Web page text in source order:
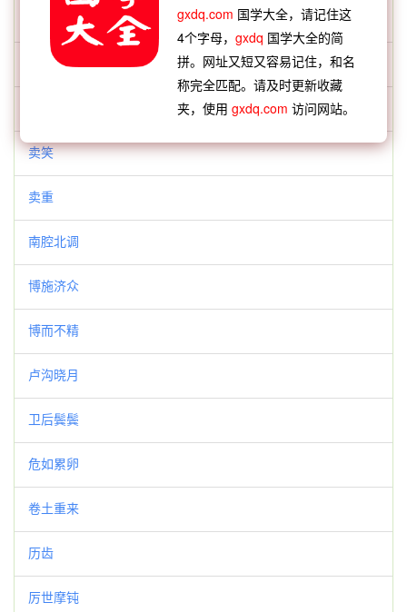
单刀直入
卖笑
卖重
南腔北调
博施济众
博而不精
卢沟晓月
卫后鬓鬓
危如累卵
卷土重来
历齿
厉世摩钝
gxdq.com 国学大全，请记住这
4个字母，gxdq 国学大全的简
拼。网址又短又容易记住，和名
称完全匹配。请及时更新收藏
夹，使用gxdq.com 访问网站。